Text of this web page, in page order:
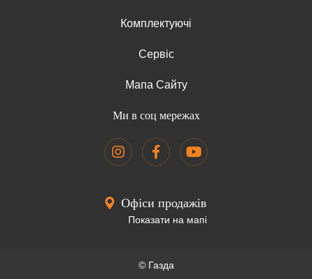
Комплектуючі
Сервіс
Мапа Сайту
Ми в соц мережах
Офіси продажів
Показати на мапі
© Газда